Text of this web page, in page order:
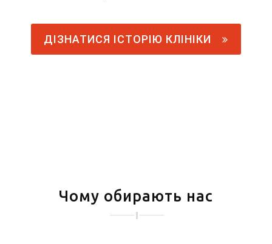
ДІЗНАТИСЯ ІСТОРІЮ КЛІНІКИ
Чому обирають нас